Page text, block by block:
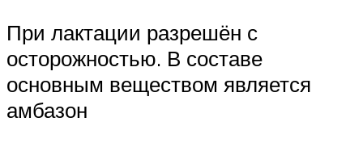
При лактации разрешён с
осторожностью. В составе
основным веществом является
амбазон